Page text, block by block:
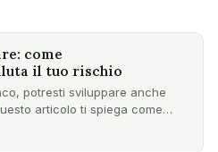
come
il tuo rischio
potresti sviluppare anche
articolo ti spiega come